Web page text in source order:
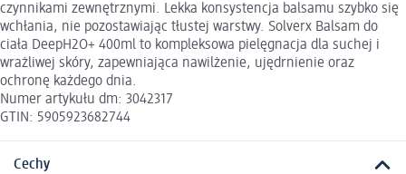
czynnikami zewnętrznymi. Lekka konsystencja balsamu szybko się
wchłania, nie pozostawiając tłustej warstwy. Solverx Balsam do
ciała DeepH2O+ 400ml to kompleksowa pielęgnacja dla suchej i
wrażliwej skóry, zapewniająca nawilżenie, ujędrnienie oraz
ochronę każdego dnia.
Numer artykułu dm: 3042317
GTIN: 5905923682744
Cechy